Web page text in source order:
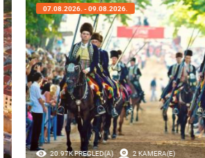
20.97K PREGLED(A) 2 KAMERA(E)
07.08.2026. - 09.08.2026.